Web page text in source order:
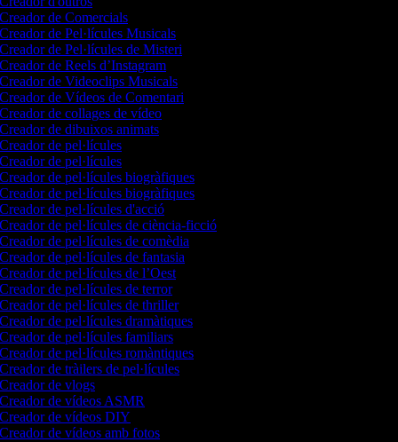
de Comercials
de Pel·lícules Musicals
de Pel·lícules de Misteri
de Reels d’Instagram
de Videoclips Musicals
de Vídeos de Comentari
de collages de vídeo
de dibuixos animats
de pel·lícules
de pel·lícules
de pel·lícules biogràfiques
de pel·lícules biogràfiques
de pel·lícules d'acció
de pel·lícules de ciència-ficció
de pel·lícules de comèdia
de pel·lícules de fantasia
de pel·lícules de l’Oest
de pel·lícules de terror
de pel·lícules de thriller
de pel·lícules dramàtiques
de pel·lícules familiars
de pel·lícules romàntiques
de tràilers de pel·lícules
de vlogs
de vídeos ASMR
de vídeos DIY
de vídeos amb fotos